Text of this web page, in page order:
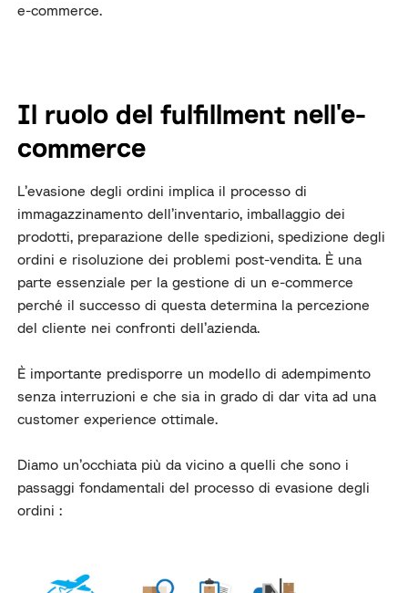
e-commerce.
Il ruolo del fulfillment nell'e-
commerce
L’evasione degli ordini implica il processo di
immagazzinamento dell’inventario, imballaggio dei
prodotti, preparazione delle spedizioni, spedizione degli
ordini e risoluzione dei problemi post-vendita. È una
parte essenziale per la gestione di un e-commerce
perché il successo di questa determina la percezione
del cliente nei confronti dell’azienda.
È importante predisporre un modello di adempimento
senza interruzioni e che sia in grado di dar vita ad una
customer experience ottimale.
Diamo un’occhiata più da vicino a quelli che sono i
passaggi fondamentali del processo di evasione degli
ordini: